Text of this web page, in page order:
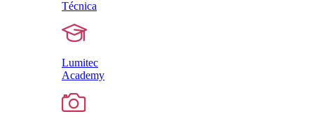
Técnica
Lumitec
Academy